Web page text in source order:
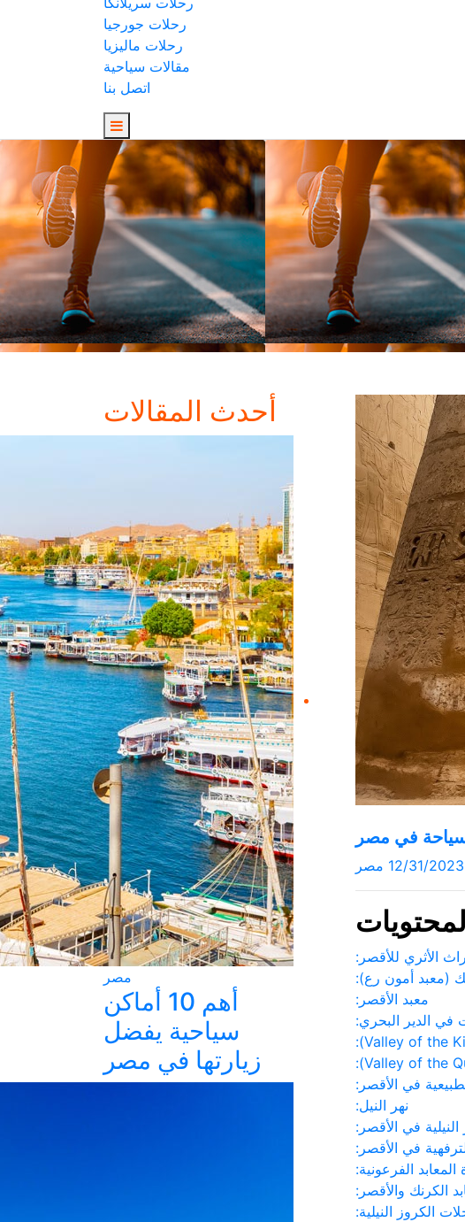
رحلات جورجيا
رحلات ماليزيا
مقالات سياحية
اتصل بنا
في مصر
12/31/2023 مصر
الأثري للأقصر:
(معبد أمون رع):
معبد الأقصر:
الدير البحري:
في الأقصر:
نهر النيل:
النيلية في الأقصر:
في الأقصر:
المعابد الفرعونية:
الكرنك والأقصر:
الكروز النيلية:
أحدث المقالات
مصر
أهم 10 أماكن
سياحية يفضل
زيارتها في مصر